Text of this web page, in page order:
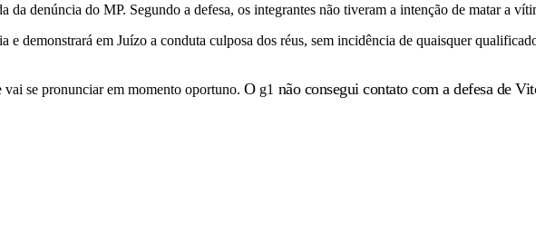
denúncia do MP. Segundo a defesa, os integrantes não tiveram a intenção de matar a
e demonstrará em Juízo a conduta culposa dos réus, sem incidência de quaisquer
se pronunciar em momento oportuno. O g1 não consegui contato com a defesa de